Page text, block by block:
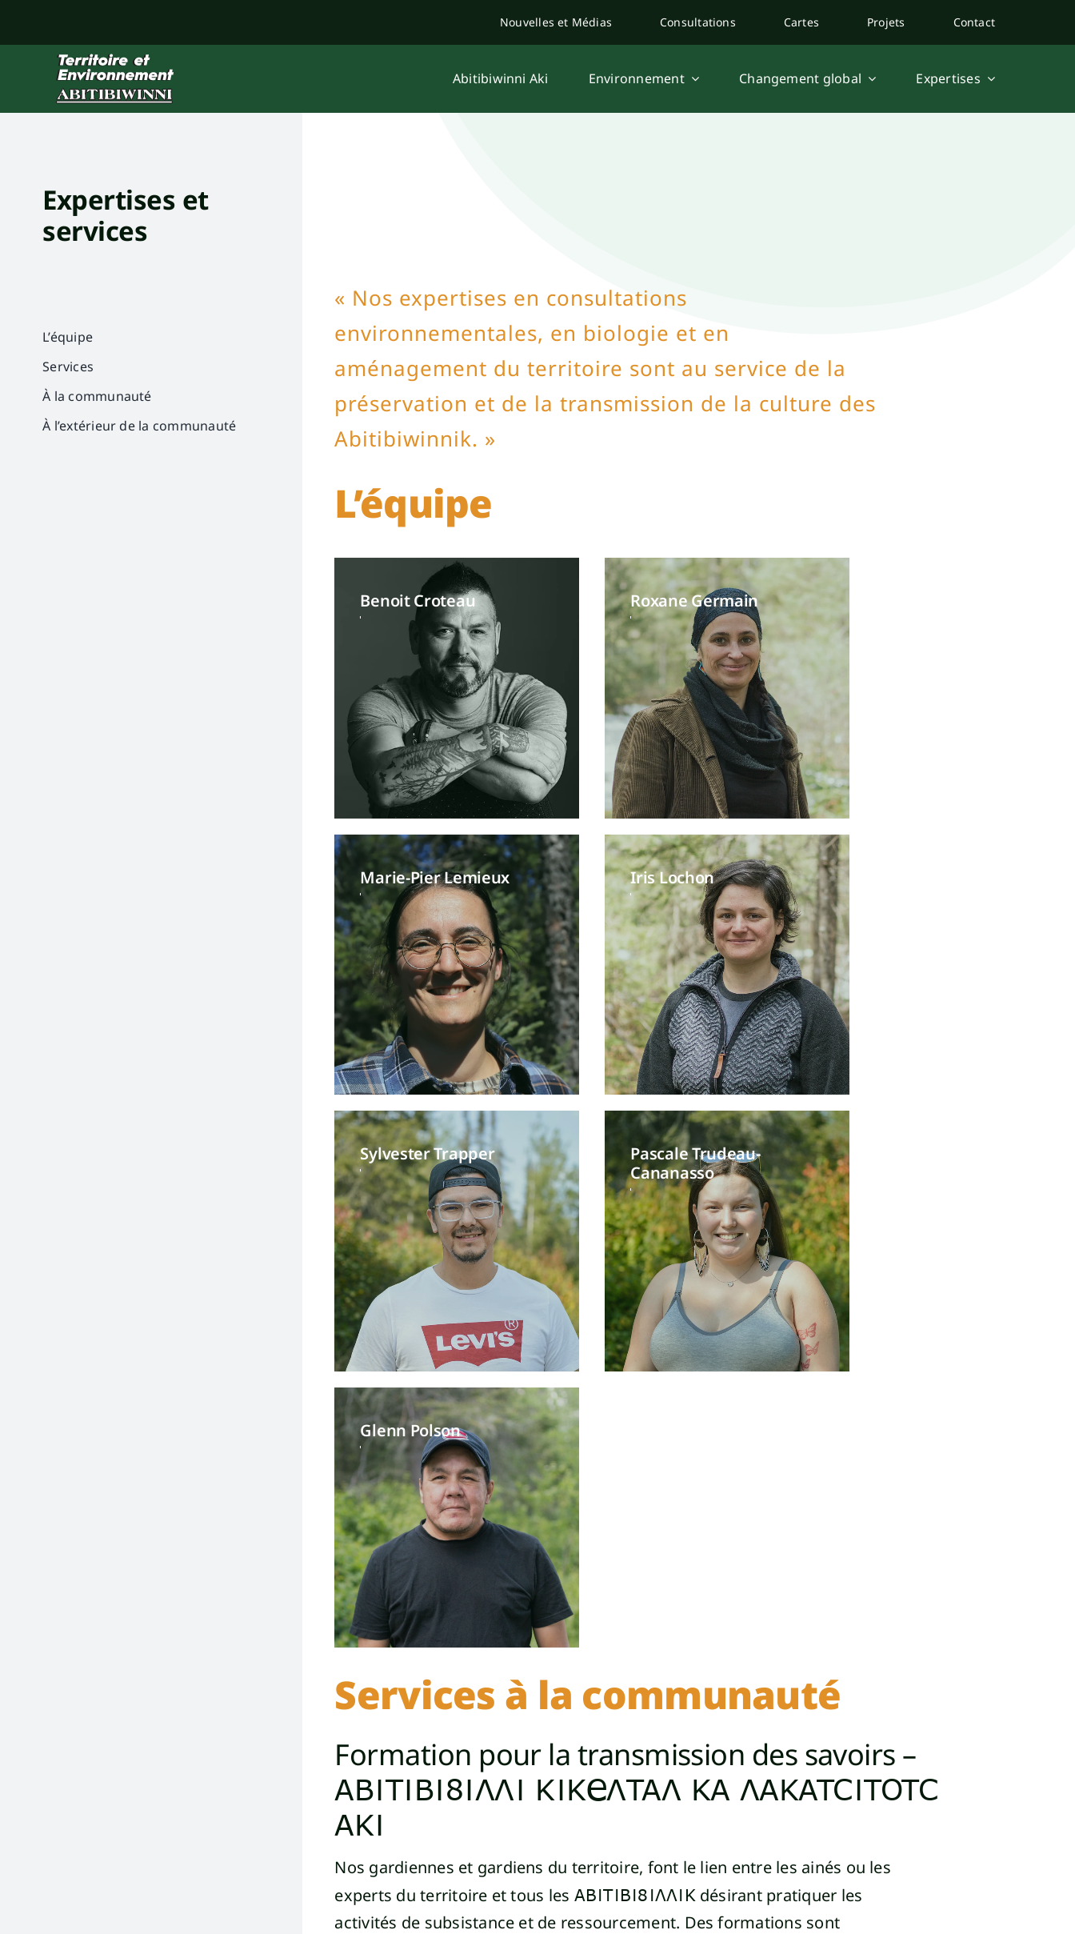
Nouvelles et Médias Consultations Cartes Projets Contact
Abitibiwinni Aki Environnement Changement global Expertises
Expertises et
services
L’équipe
Services
À la communauté
À l’extérieur de la communauté
« Nos expertises en consultations
environnementales, en biologie et en
aménagement du territoire sont au service de la
préservation et de la transmission de la culture des
Abitibiwinnik. »
L’équipe
Benoit Croteau Roxane Germain
Marie-Pier Lemieux Iris Lochon
Sylvester Trapper
Pascale Trudeau-
Cananasso
Glenn Polson
Services à la communauté
Formation pour la transmission des savoirs –
ABITIBIWINNI KIKENTAN KA NAKATCITOTC
AKI
Nos gardiennes et gardiens du territoire, font le lien entre les ainés ou les
experts du territoire et tous les ABITIBIWINNIKdésirant pratiquer les
activités de subsistance et de ressourcement. Des formations sont